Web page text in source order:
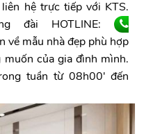
hệ trực tiếp với KTS.
đài HOTLINE:
về mẫu nhà đẹp phù hợp
của gia đình mình.
tuần từ 08h00' đến